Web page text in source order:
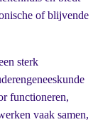
of blijvende
sterk
functioneren,
vaak samen,